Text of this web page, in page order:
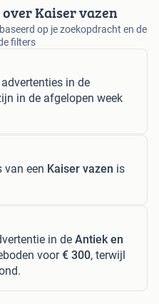
Kaiser vazen
op je zoekopdracht en de
filters
advertenties in de
in de afgelopen week
van een Kaiser vazen is
in de Antiek en
voor€ 300, terwijl